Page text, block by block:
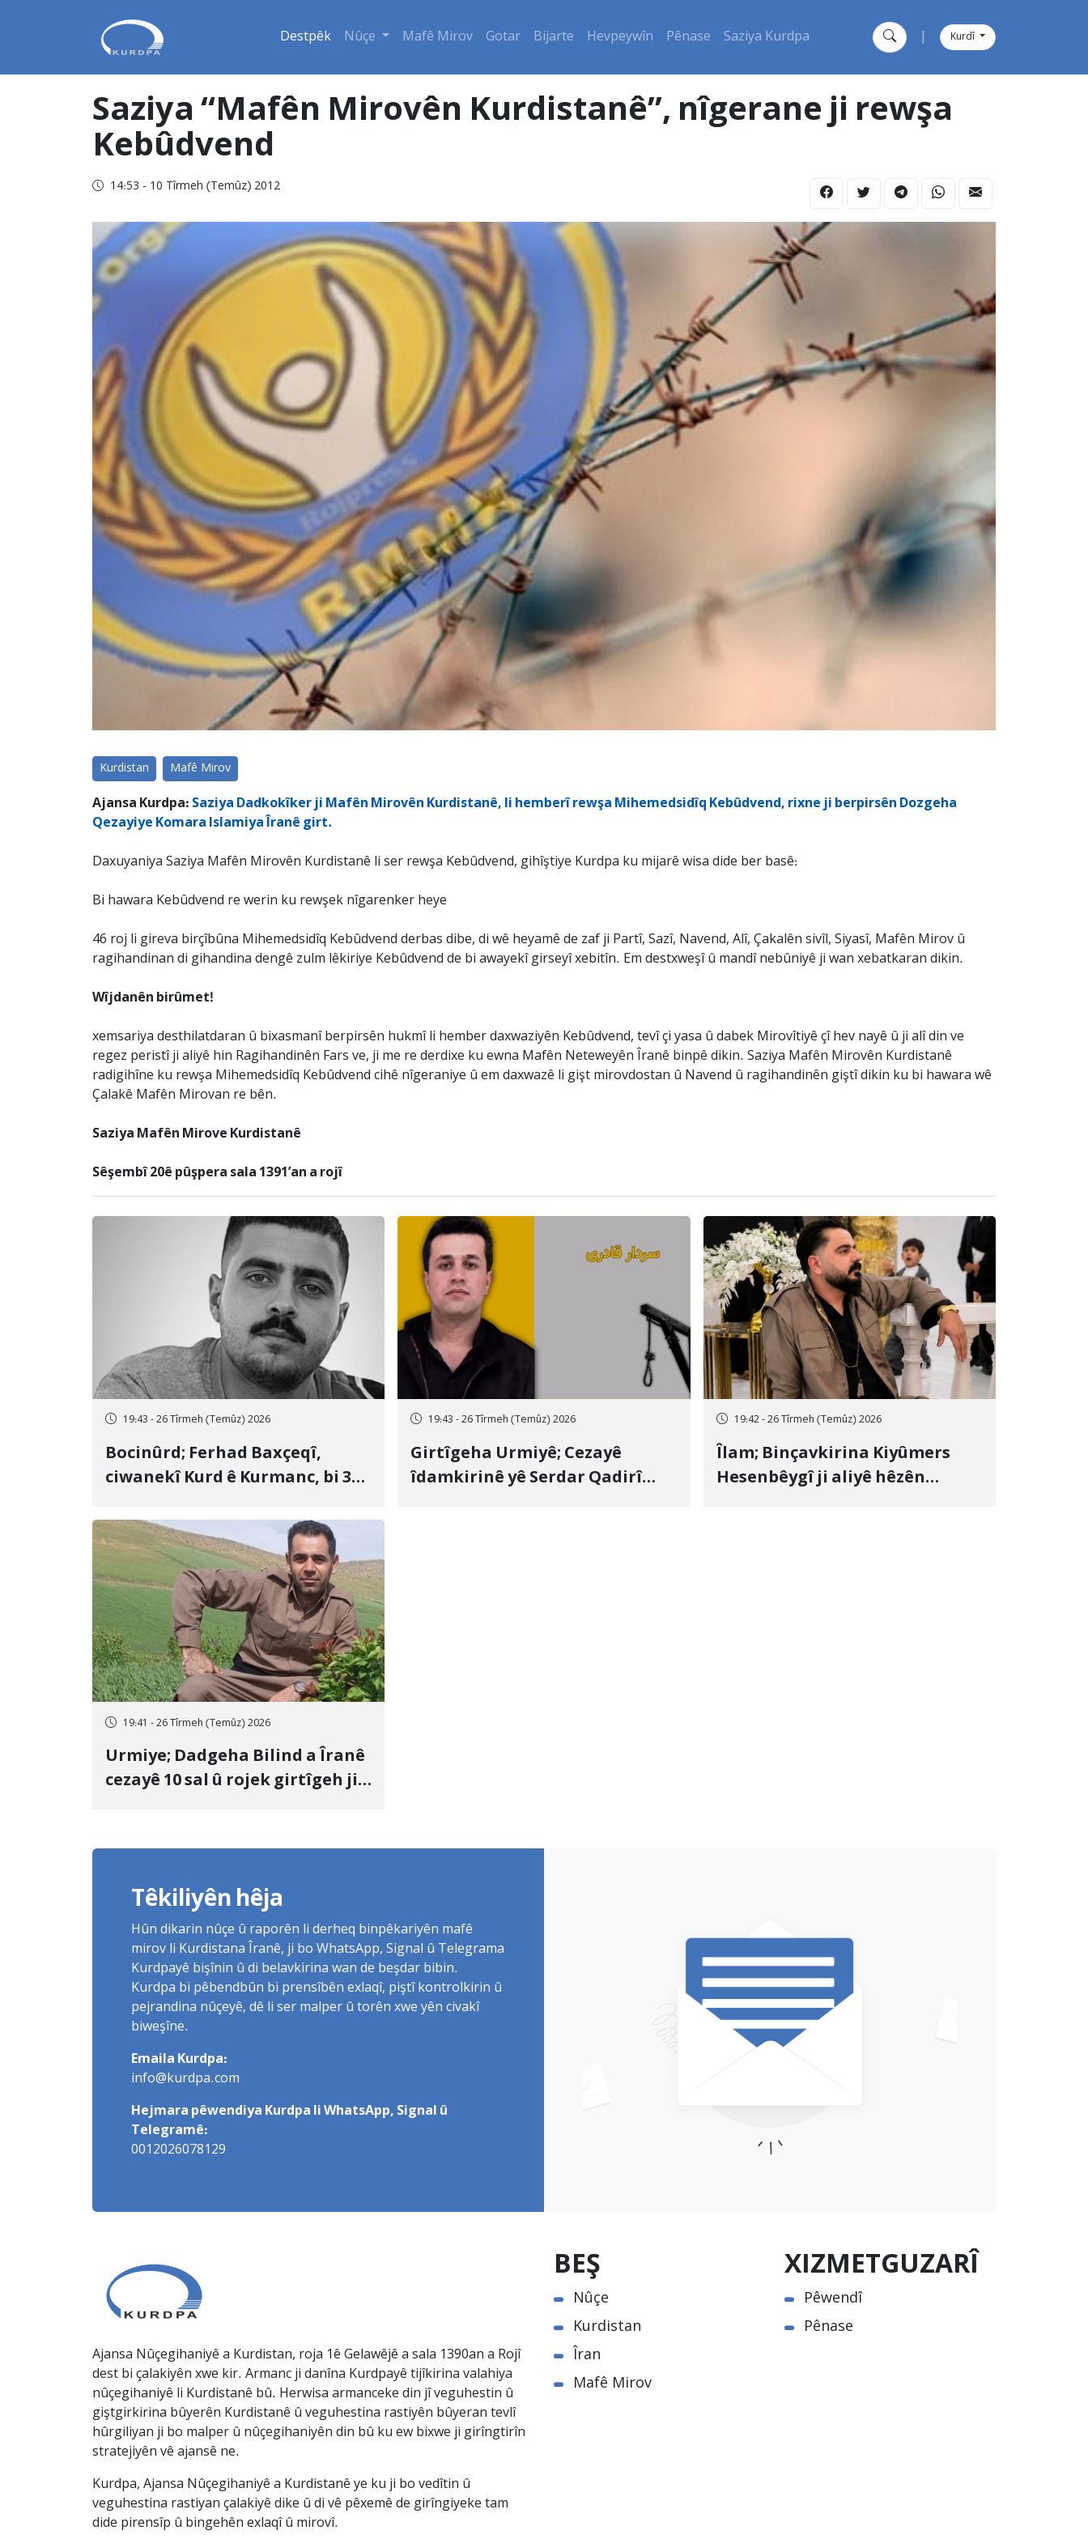
Destpêk Nûçe Mafê Mirov Gotar Bijarte Hevpeywîn Pênase Saziya Kurdpa Kurdî
Saziya “Mafên Mirovên Kurdistanê”, nîgerane ji rewşa
Kebûdvend
14:53 - 10 Tîrmeh (Temûz) 2012
Kurdistan Mafê Mirov
Ajansa Kurdpa: Saziya Dadkokîker ji Mafên Mirovên Kurdistanê, li hemberî rewşa Mihemedsidîq Kebûdvend, rixne ji berpirsên Dozgeha
Qezayiye Komara Islamiya Îranê girt.
Daxuyaniya Saziya Mafên Mirovên Kurdistanê li ser rewşa Kebûdvend, gihîştiye Kurdpa ku mijarê wisa dide ber basê:
Bi hawara Kebûdvend re werin ku rewşek nîgarenker heye
46 roj li gireva birçîbûna Mihemedsidîq Kebûdvend derbas dibe, di wê heyamê de zaf ji Partî, Sazî, Navend, Alî, Çakalên sivîl, Siyasî, Mafên Mirov û
ragihandinan di gihandina dengê zulm lêkiriye Kebûdvend de bi awayekî girseyî xebitîn. Em destxweşî û mandî nebûniyê ji wan xebatkaran dikin.
Wîjdanên birûmet!
xemsariya desthilatdaran û bixasmanî berpirsên hukmî li hember daxwaziyên Kebûdvend, tevî çi yasa û dabek Mirovîtiyê çî hev nayê û ji alî din ve
regez peristî ji aliyê hin Ragihandinên Fars ve, ji me re derdixe ku ewna Mafên Neteweyên Îranê binpê dikin. Saziya Mafên Mirovên Kurdistanê
radigihîne ku rewşa Mihemedsidîq Kebûdvend cihê nîgeraniye û em daxwazê li gişt mirovdostan û Navend û ragihandinên giştî dikin ku bi hawara wê
Çalakê Mafên Mirovan re bên.
Saziya Mafên Mirove Kurdistanê
Sêşembî 20ê pûşpera sala 1391’an a rojî
19:43 - 26 Tîrmeh (Temûz) 2026
Bocinûrd; Ferhad Baxçeqî,
ciwanekî Kurd ê Kurmanc, bi 3
cezakirin
19:43 - 26 Tîrmeh (Temûz) 2026
Girtîgeha Urmiyê; Cezayê
îdamkirinê yê Serdar Qadirî
19:42 - 26 Tîrmeh (Temûz) 2026
Îlam; Binçavkirina Kiyûmers
Hesenbêygî ji aliyê hêzên
19:41 - 26 Tîrmeh (Temûz) 2026
Urmiye; Dadgeha Bilind a Îranê
cezayê 10 sal û rojek girtîgeh ji
Têkiliyên hêja
Hûn dikarin nûçe û raporên li derheq binpêkariyên mafê
mirov li Kurdistana Îranê, ji bo WhatsApp, Signal û Telegrama
Kurdpayê bişînin û di belavkirina wan de beşdar bibin.
Kurdpa bi pêbendbûn bi prensîbên exlaqî, piştî kontrolkirin û
pejrandina nûçeyê, dê li ser malper û torên xwe yên civakî
biweşîne.
Emaila Kurdpa:
info@kurdpa.com
Hejmara pêwendiya Kurdpa li WhatsApp, Signal û
Telegramê:
0012026078129
Ajansa Nûçegihaniyê a Kurdistan, roja 1ê Gelawêjê a sala 1390an a Rojî
dest bi çalakiyên xwe kir. Armanc ji danîna Kurdpayê tijîkirina valahiya
nûçegihaniyê li Kurdistanê bû. Herwisa armanceke din jî veguhestin û
giştgirkirina bûyerên Kurdistanê û veguhestina rastiyên bûyeran tevlî
hûrgiliyan ji bo malper û nûçegihaniyên din bû ku ew bixwe ji girîngtirîn
stratejiyên vê ajansê ne.
Kurdpa, Ajansa Nûçegihaniyê a Kurdistanê ye ku ji bo vedîtin û
veguhestina rastiyan çalakiyê dike û di vê pêxemê de girîngiyeke tam
dide pirensîp û bingehên exlaqî û mirovî.
BEŞ
Nûçe
Kurdistan
Îran
Mafê Mirov
XIZMETGUZARÎ
Pêwendî
Pênase